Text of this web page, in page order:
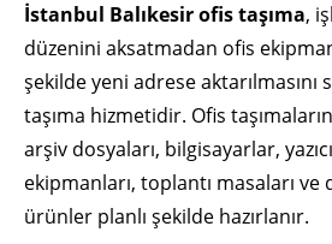
İstanbul Balıkesir ofis taşıma,
düzenini aksatmadan ofis
şekilde yeni adrese
taşıma hizmetidir. Ofis
arşiv dosyaları, bilgisayarlar,
ekipmanları, toplantı masaları
ürünler planlı şekilde hazırlanır.